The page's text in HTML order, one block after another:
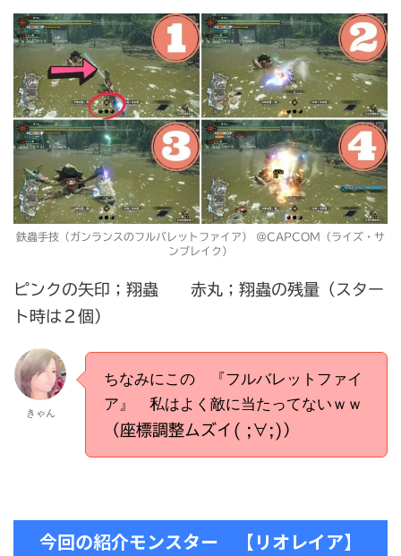
鉄蟲手技（ガンランスのフルバレットファイア） ＠CAPCOM（ライズ・サ
ンブレイク）
ピンクの矢印；翔蟲 赤丸；翔蟲の残量（スター
ト時は２個）
きゃん
ちなみにこの 『フルバレットファイ
ア』 私はよく敵に当たってないｗｗ
（座標調整ムズイ( ;∀;)）
今回の紹介モンスター 【リオレイア】